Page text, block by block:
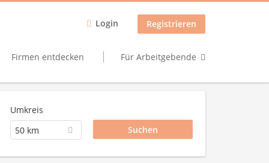
Login Registrieren
Firmen entdecken Für Arbeitgebende
Umkreis
50 km